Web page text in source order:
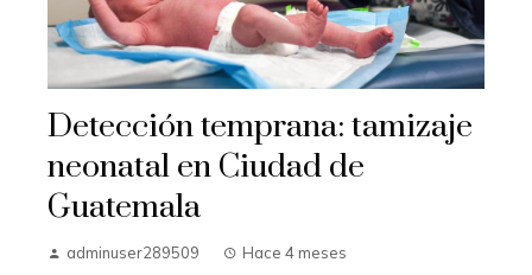
Detección temprana: tamizaje
neonatal en Ciudad de
Guatemala
adminuser289509 Hace 4 meses